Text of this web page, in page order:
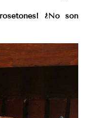
¿No son